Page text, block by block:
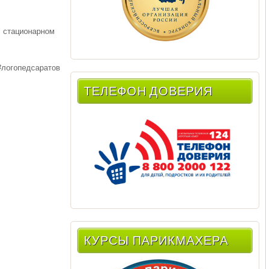
ТЕЛЕФОН ДОВЕРИЯ
КУРСЫ ПАРИКМАХЕРА